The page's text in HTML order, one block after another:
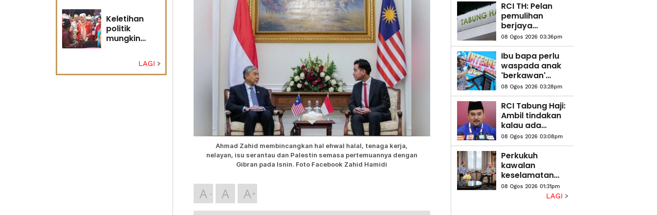
Keletihan
politik
mungkin
Penganalisis
LAGI
Ahmad Zahid membincangkan hal ehwal halal, tenaga kerja,
nelayan, isu serantau dan Palestin semasa pertemuannya dengan
Gibran pada Isnin. Foto Facebook Zahid Hamidi
A A A
RCI TH: Pelan
pemulihan
berjaya
kukuhkan
kedudukan
kewangan
08 Ogos 2026 03:36pm
Ibu bapa perlu
waspada anak
'berkawan'
dengan AI -
Fahmi
08 Ogos 2026 03:28pm
RCI Tabung Haji:
Ambil tindakan
kalau ada
'sakau', UMNO
tidak bela salah
laku - Asyraf
Wajdi
08 Ogos 2026 03:08pm
Perkukuh
kawalan
keselamatan
semua
08 Ogos 2026 01:31pm
LAGI